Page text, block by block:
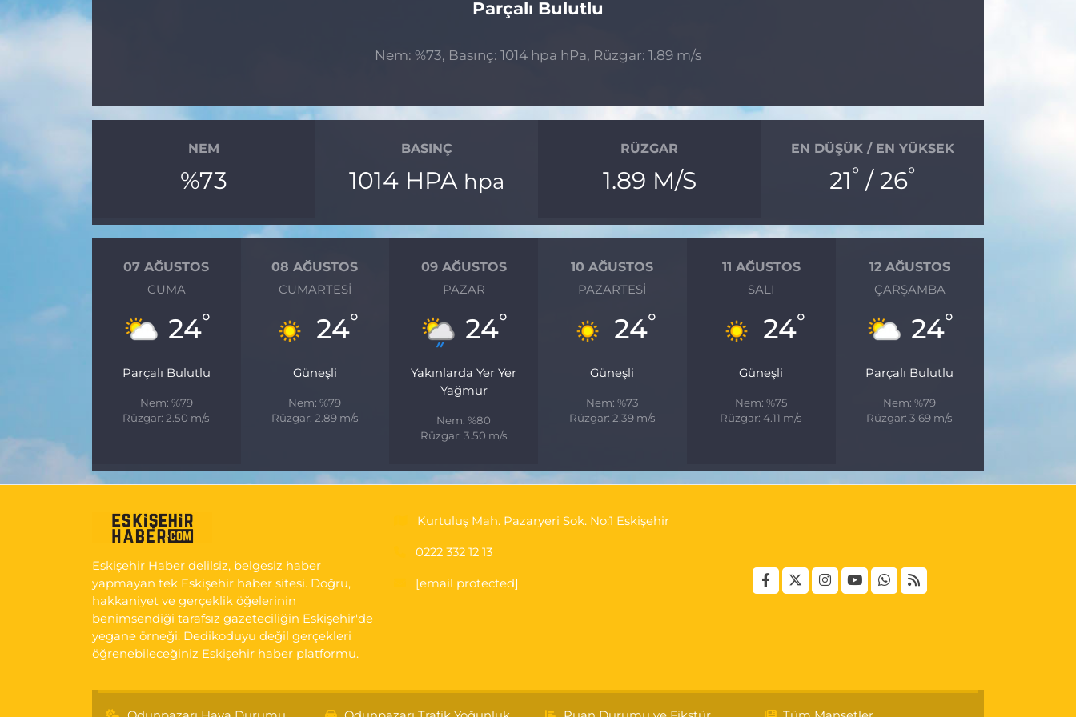
Parçalı Bulutlu
Nem: %73, Basınç: 1014 hpa hPa, Rüzgar: 1.89 m/s
NEM
%73
BASINÇ
1014 HPA hpa
RÜZGAR
1.89 M/S
EN DÜŞÜK / EN YÜKSEK
21° / 26°
07 AĞUSTOS
CUMA
24°
Parçalı Bulutlu
Nem: %79
Rüzgar: 2.50 m/s
08 AĞUSTOS
CUMARTESI
24°
Güneşli
Nem: %79
Rüzgar: 2.89 m/s
09 AĞUSTOS
PAZAR
24°
Yakınlarda Yer Yer
Yağmur
Nem: %80
Rüzgar: 3.50 m/s
10 AĞUSTOS
PAZARTESI
24°
Güneşli
Nem: %73
Rüzgar: 2.39 m/s
11 AĞUSTOS
SALI
24°
Güneşli
Nem: %75
Rüzgar: 4.11 m/s
12 AĞUSTOS
ÇARŞAMBA
24°
Parçalı Bulutlu
Nem: %79
Rüzgar: 3.69 m/s
Eskişehir Haber delilsiz, belgesiz haber
yapmayan tek Eskişehir haber sitesi. Doğru,
hakkaniyet ve gerçeklik öğelerinin
benimsendiği tarafsız gazeteciliğin Eskişehir'de
yegane örneği. Dedikoduyu değil gerçekleri
öğrenebileceğiniz Eskişehir haber platformu.
Kurtuluş Mah. Pazaryeri Sok. No:1 Eskişehir
0222 332 12 13
[email protected]
MAGAZİN